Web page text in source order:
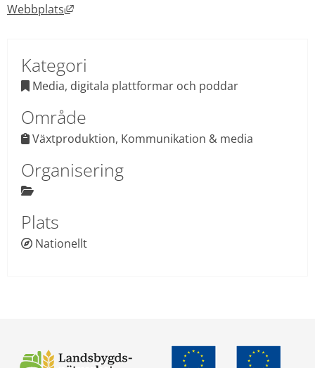
Webbplats
Länk till annan webbplats, öppnas i nytt
Kategori
 Media, digitala plattformar och poddar
Område
 Växtproduktion, Kommunikation & media
Organisering

Plats
 Nationellt